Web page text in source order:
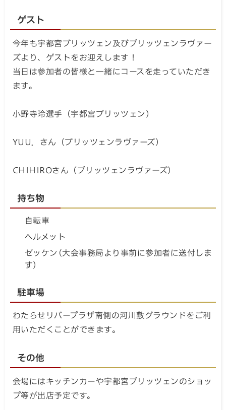
ゲスト
今年も宇都宮ブリッツェン及びブリッツェンラヴァー
ズより、ゲストをお迎えします！
当日は参加者の皆様と一緒にコースを走っていただき
ます。
小野寺玲選手（宇都宮ブリッツェン）
YUU．さん（ブリッツェンラヴァーズ）
CHIHIROさん（ブリッツェンラヴァーズ）
持ち物
自転車
ヘルメット
ゼッケン(大会事務局より事前に参加者に送付しま
す)
駐車場
わたらせリバープラザ南側の河川敷グラウンドをご利
用いただくことができます。
その他
会場にはキッチンカーや宇都宮ブリッツェンのショッ
プ等が出店予定です。